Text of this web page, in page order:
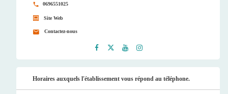
0696551025
Site Web
Contactez-nous
ook
er
be
ram
Horaires auxquels l'établissement vous répond au téléphone.